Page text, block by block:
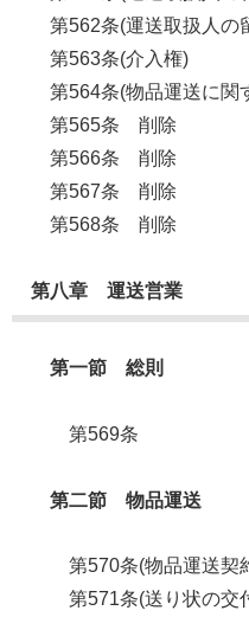
第562条(運送取扱人の
第563条(介入権)
第564条(物品運送に関
第565条 削除
第566条 削除
第567条 削除
第568条 削除
第八章 運送営業
第一節 総則
第569条
第二節 物品運送
第570条(物品運送契
第571条(送り状の交